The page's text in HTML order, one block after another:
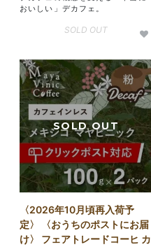
おいしい」デカフェ。
SOLD OUT
〈2026年10月頃再入荷予
定〉 〈おうちのポストにお届
け〉 フェアトレードコーヒ カ